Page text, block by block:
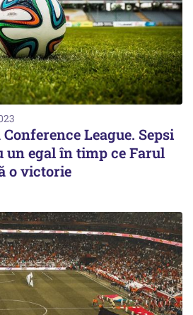
League. Sepsi
un egal în timp ce Farul
o victorie